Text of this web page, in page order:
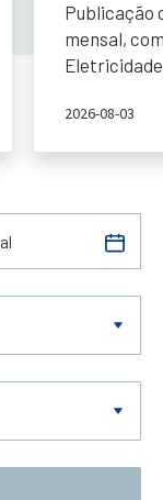
Publicação
mensal,
Eletricidade
2026-08-03